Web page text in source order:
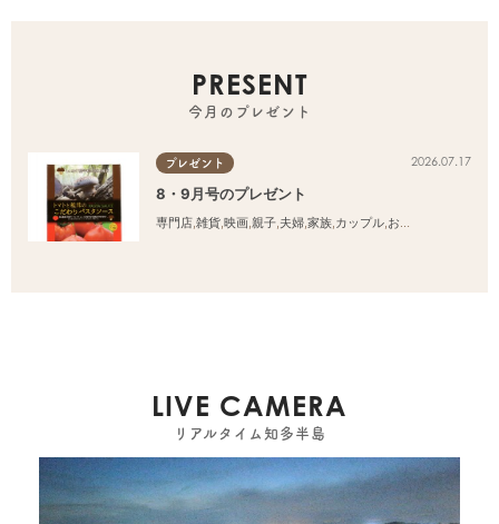
PRESENT
今月のプレゼント
プレゼント 2026.07.17
8・9月号のプレゼント
専門店 雑貨 映画 親子 夫婦 家族 カップル おひとりさま
LIVE CAMERA
リアルタイム知多半島